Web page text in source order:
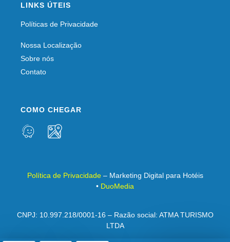
LINKS ÚTEIS
Políticas de Privacidade
Nossa Localização
Sobre nós
Contato
COMO CHEGAR
Política de Privacidade– Marketing Digital para Hotéis
• DuoMedia
CNPJ: 10.997.218/0001-16 – Razão social: ATMA TURISMO
LTDA